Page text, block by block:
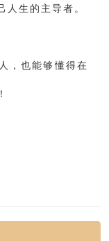
人生的主导者。
，也能够懂得在